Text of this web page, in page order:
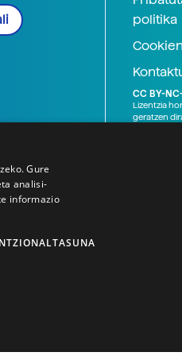
politika
CC BY-
Lizentzia
geratzen
Gure
analisi-
informazio